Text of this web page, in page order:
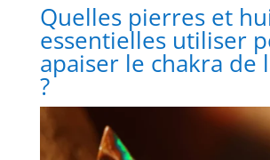
Quelles pierres et
essentielles utiliser
apaiser le chakra de
?